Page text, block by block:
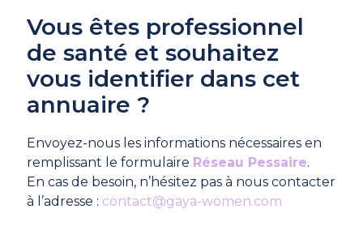
Vous êtes professionnel
de santé et souhaitez
vous identifier dans cet
annuaire ?
Envoyez-nous les informations nécessaires en
remplissant le formulaire Réseau Pessaire.
En cas de besoin, n’hésitez pas à nous contacter
à l’adresse : contact@gaya-women.com